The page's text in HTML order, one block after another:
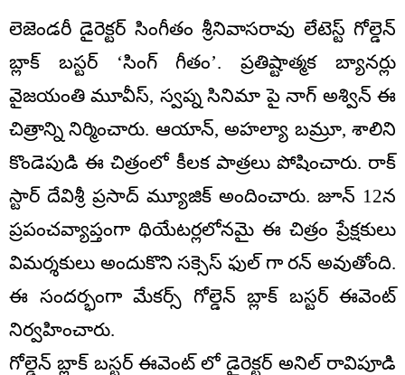
లెజెండరీ డైరెక్టర్ సింగీతం శ్రీనివాసరావు లేటెస్ట్ గోల్డెన్
బ్లాక్ బస్టర్ ‘సింగ్ గీతం’. ప్రతిష్టాత్మక బ్యానర్లు
వైజయంతి మూవీస్, స్వప్న సినిమా పై నాగ్ అశ్విన్ ఈ
చిత్రాన్ని నిర్మించారు. ఆయాన్, అహల్యా బమ్రూ, శాలిని
కొండెపుడి ఈ చిత్రంలో కీలక పాత్రలు పోషించారు. రాక్
స్టార్ దేవిశ్రీ ప్రసాద్ మ్యూజిక్ అందించారు. జూన్ 12న
ప్రపంచవ్యాప్తంగా థియేటర్లలోనమై ఈ చిత్రం ప్రేక్షకులు
విమర్శకులు అందుకొని సక్సెస్ ఫుల్ గా రన్ అవుతోంది.
ఈ సందర్భంగా మేకర్స్ గోల్డెన్ బ్లాక్ బస్టర్ ఈవెంట్
నిర్వహించారు.
గోల్డెన్ బ్లాక్ బస్టర్ ఈవెంట్ లో డైరెక్టర్ అనిల్ రావిపూడి